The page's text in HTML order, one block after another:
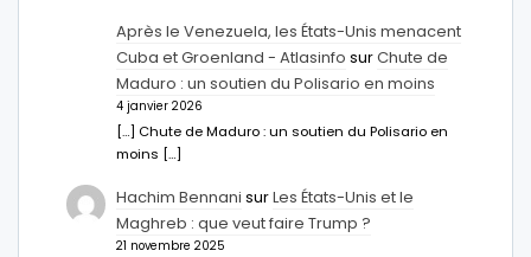
Après le Venezuela, les États-Unis menacent
Cuba et Groenland - Atlasinfo surChute de
Maduro : un soutien du Polisario en moins
4 janvier 2026
[…] Chute de Maduro : un soutien du Polisario en
moins […]
Hachim Bennani surLes États-Unis et le
Maghreb : que veut faire Trump ?
21 novembre 2025